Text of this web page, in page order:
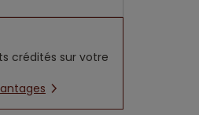
crédités sur votre